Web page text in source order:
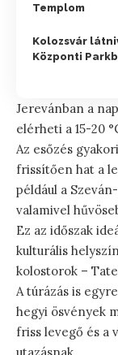
Templom
Kolozsvár
Központi
Jerevánban a
elérheti a 15-20
Az esőzés
frissítően hat a
például a
valamivel
Ez az időszak
kulturális
kolostorok –
A túrázás is
hegyi ösvények
friss levegő és a